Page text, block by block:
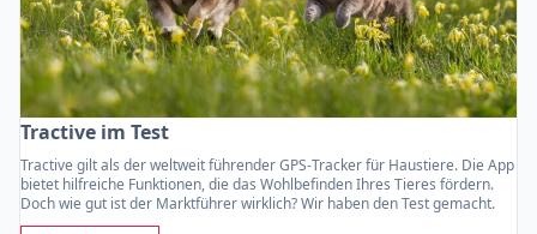
Tractive im Test
Tractive gilt als der weltweit führender GPS-Tracker für Haustiere. Die App
bietet hilfreiche Funktionen, die das Wohlbefinden Ihres Tieres fördern.
Doch wie gut ist der Marktführer wirklich? Wir haben den Test gemacht.